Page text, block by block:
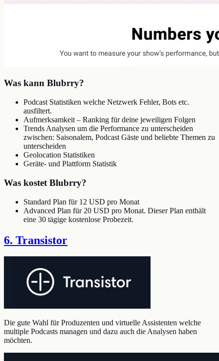
Was kann Blubrry?
Podcast Statistiken welche Netzwerk Fehler, Bots etc.
ausfiltert.
Aufmerksamkeit – Ranking für deine jeweiligen Folgen
Trends Analysen um die Performance zu unterscheiden
zwischen: Saisonalem, Podcast Gäste und beliebte Themen zu
unterscheiden
Geolocation Statistiken
Geräte- und Plattform Statistik
Was kostet Blubrry?
Standard Plan für 12 USD pro Monat
Advanced Plan für 20 USD pro Monat. Dieser Plan enthält
eine 30 tägige kostenlose Probezeit.
6. Transistor
Die gute Wahl für Produzenten und virtuelle Assistenten welche
multiple Podcasts managen und dazu auch die Analysen haben
möchten.